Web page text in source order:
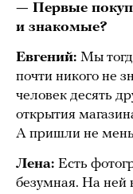
— Первые
и знакомые?
Евгений: Мы
почти никого не
человек десять
открытия
А пришли не
Лена: Есть
безумная. На ней